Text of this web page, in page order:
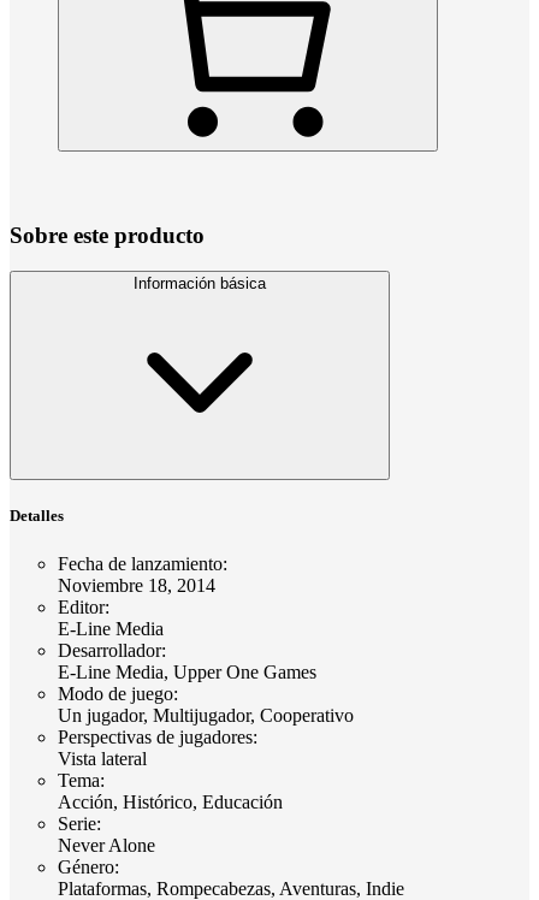
Sobre este producto
Información básica
Detalles
Fecha de lanzamiento:
Noviembre 18, 2014
Editor:
E-Line Media
Desarrollador:
E-Line Media, Upper One Games
Modo de juego:
Un jugador, Multijugador, Cooperativo
Perspectivas de jugadores:
Vista lateral
Tema:
Acción, Histórico, Educación
Serie:
Never Alone
Género:
Plataformas, Rompecabezas, Aventuras, Indie